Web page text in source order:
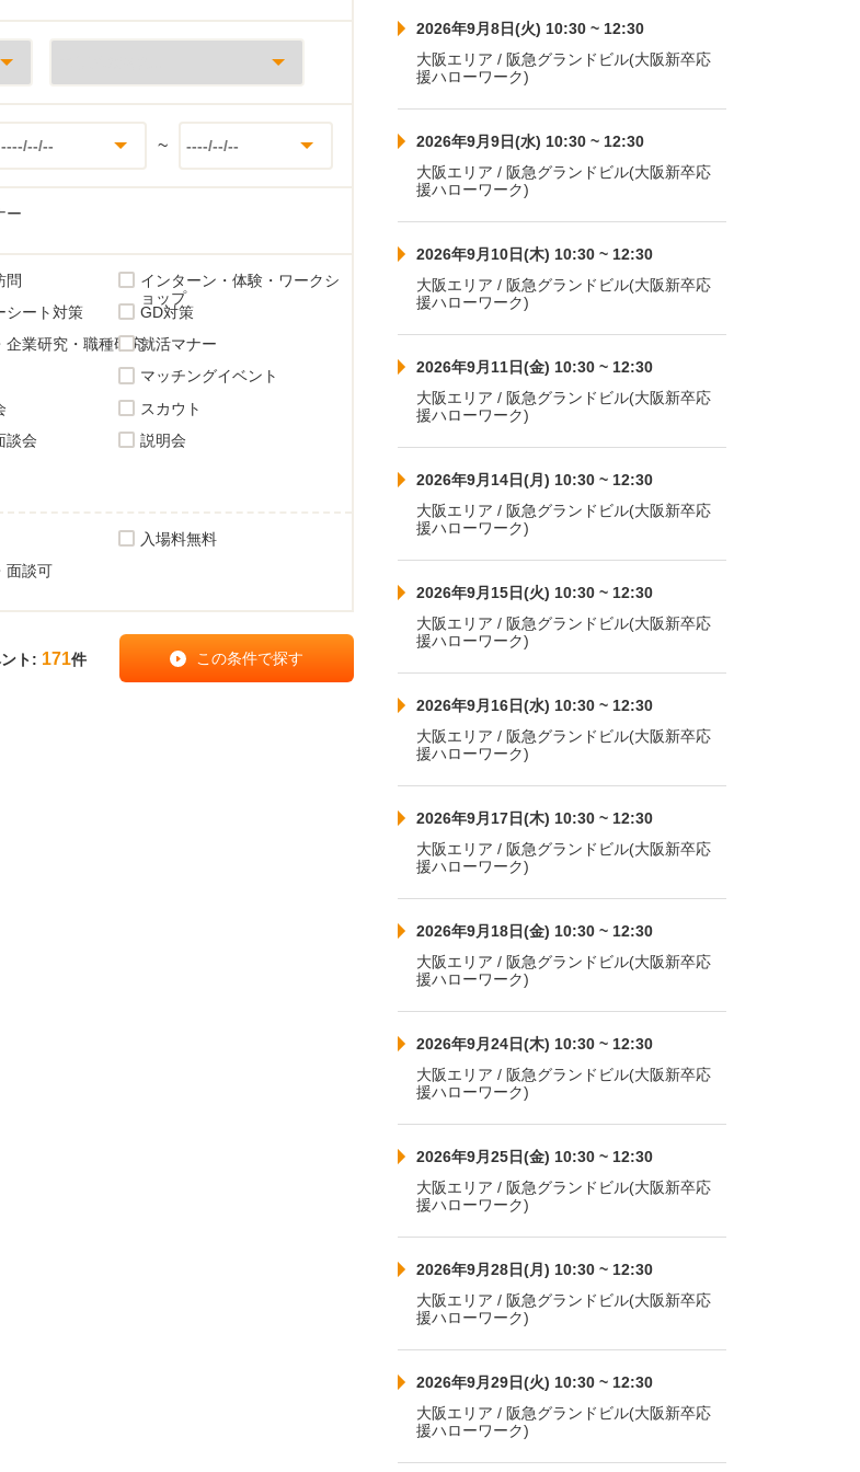
~
ー
問
インターン・体験・ワークシ
ョップ
シート対策
GD対策
企業研究・職種研究就活マナー
マッチングイベント
スカウト
談会
説明会
入場料無料
面談可
ト: 171件
2026年9月8日(火) 10:30 ~ 12:30
大阪エリア / 阪急グランドビル(大阪新卒応
援ハローワーク)
2026年9月9日(水) 10:30 ~ 12:30
大阪エリア / 阪急グランドビル(大阪新卒応
援ハローワーク)
2026年9月10日(木) 10:30 ~ 12:30
大阪エリア / 阪急グランドビル(大阪新卒応
援ハローワーク)
2026年9月11日(金) 10:30 ~ 12:30
大阪エリア / 阪急グランドビル(大阪新卒応
援ハローワーク)
2026年9月14日(月) 10:30 ~ 12:30
大阪エリア / 阪急グランドビル(大阪新卒応
援ハローワーク)
2026年9月15日(火) 10:30 ~ 12:30
大阪エリア / 阪急グランドビル(大阪新卒応
援ハローワーク)
2026年9月16日(水) 10:30 ~ 12:30
大阪エリア / 阪急グランドビル(大阪新卒応
援ハローワーク)
2026年9月17日(木) 10:30 ~ 12:30
大阪エリア / 阪急グランドビル(大阪新卒応
援ハローワーク)
2026年9月18日(金) 10:30 ~ 12:30
大阪エリア / 阪急グランドビル(大阪新卒応
援ハローワーク)
2026年9月24日(木) 10:30 ~ 12:30
大阪エリア / 阪急グランドビル(大阪新卒応
援ハローワーク)
2026年9月25日(金) 10:30 ~ 12:30
大阪エリア / 阪急グランドビル(大阪新卒応
援ハローワーク)
2026年9月28日(月) 10:30 ~ 12:30
大阪エリア / 阪急グランドビル(大阪新卒応
援ハローワーク)
2026年9月29日(火) 10:30 ~ 12:30
大阪エリア / 阪急グランドビル(大阪新卒応
援ハローワーク)